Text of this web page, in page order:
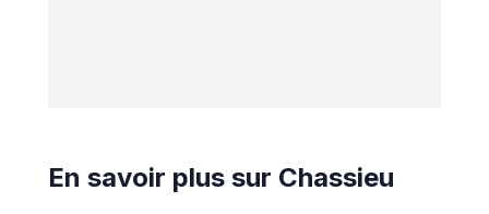
En savoir plus sur Chassieu